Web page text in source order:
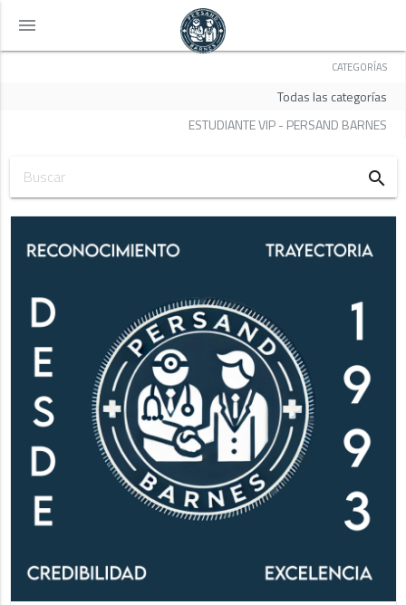
menu
CATEGORÍAS
Todas las categorías
ESTUDIANTE VIP - PERSAND BARNES
search